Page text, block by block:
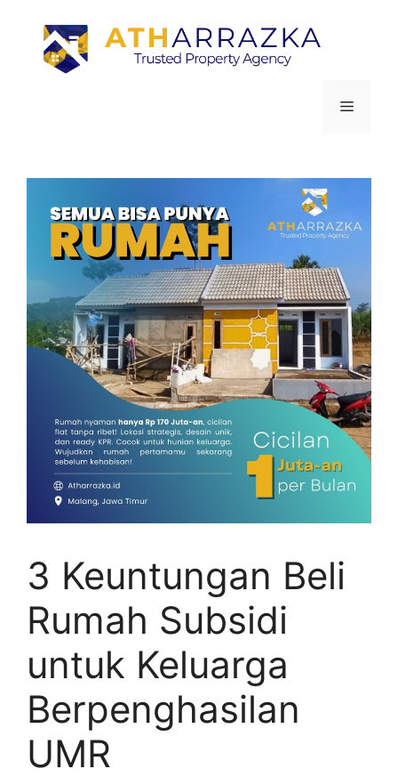
3 Keuntungan Beli
Rumah Subsidi
untuk Keluarga
Berpenghasilan
UMR